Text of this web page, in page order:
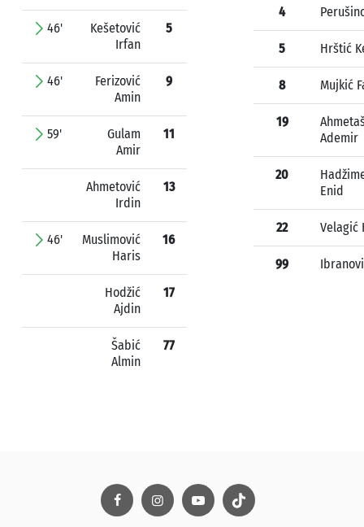
46'
Kešetović
Irfan
5
46'
Ferizović
Amin
9
59'
Gulam
Amir
11
Ahmetović
Irdin
13
46'
Muslimović
Haris
16
Hodžić
Ajdin
17
Šabić
Almin
77
4
5 Hrštić
8 Mujkić
19
Ademir
20
Enid
22 Velagić
99